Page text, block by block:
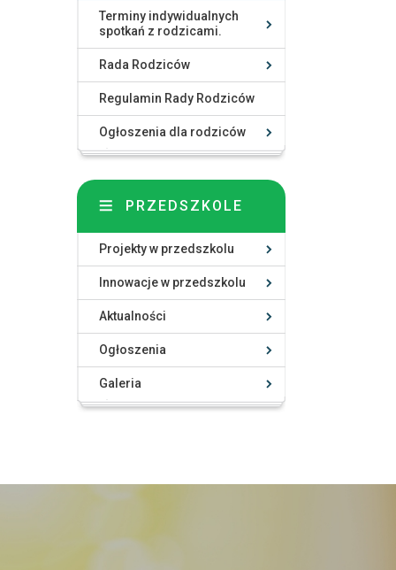
Terminy indywidualnych
spotkań z rodzicami.
Rada Rodziców
Regulamin Rady Rodziców
Ogłoszenia dla rodziców
PRZEDSZKOLE
Projekty w przedszkolu
Innowacje w przedszkolu
Aktualności
Ogłoszenia
Galeria